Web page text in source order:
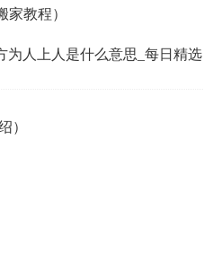
教程）
为人上人是什么意思_每日精选
）